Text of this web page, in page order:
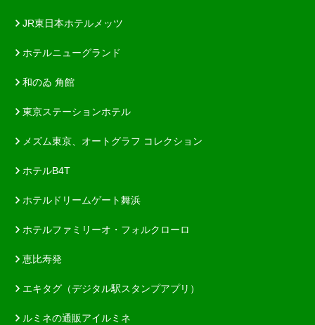
JR東日本ホテルメッツ
ホテルニューグランド
和のゐ 角館
東京ステーションホテル
メズム東京、オートグラフ コレクション
ホテルB4T
ホテルドリームゲート舞浜
ホテルファミリーオ・フォルクローロ
恵比寿発
エキタグ（デジタル駅スタンプアプリ）
ルミネの通販アイルミネ